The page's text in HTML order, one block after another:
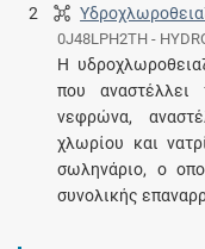
2
0J48LPH2TH -
Η
που
νεφρώνα,
χλωρίου και
σωληνάριο, ο
συνολικής